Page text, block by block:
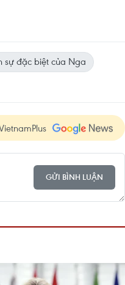
sự đặc biệt của Nga
GỬI BÌNH LUẬN